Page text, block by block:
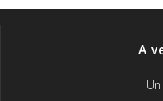
A